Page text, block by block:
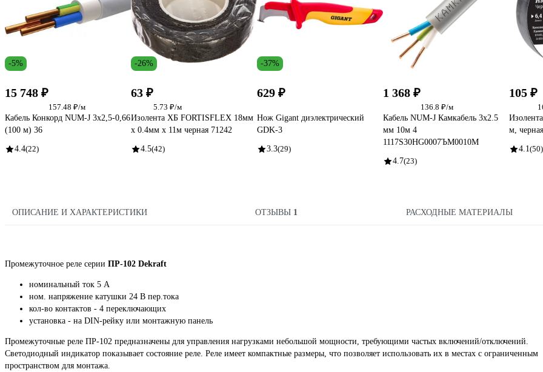
-5%
15 748 ₽
157.48 ₽/м
Кабель Конкорд NUM-J 3х2,5-0,66
(100 м) 36
4.4(22)
-26%
63 ₽
5.73 ₽/м
Изолента ХБ FORTISFLEX 18мм
х 0.4мм х 11м черная 71242
4.5(42)
-37%
629 ₽
Нож Gigant диэлектрический
GDK-3
3.3(29)
1 368 ₽
136.8 ₽/м
Кабель NUM-J Камкабель 3x2.5
мм 10м 4
1117S30HG0007ЪM0010М
4.7(23)
105 ₽
м,
4.1(50)
ОПИСАНИЕ И ХАРАКТЕРИСТИКИ ОТЗЫВЫ 1 РАСХОДНЫЕ МАТЕРИАЛЫ
Промежуточное реле серии ПР-102 Dekraft
номинальный ток 5 А
ном. напряжение катушки 24 В пер.тока
кол-во контактов - 4 переключающих
установка - на DIN-рейку или монтажную панель
Промежуточные реле ПР-102 предназначены для управления нагрузками небольшой мощности, требующими частых включений/отключений.
Светодиодный индикатор показывает состояние реле. Реле имеет компактные размеры, что позволяет использовать их в местах с ограниченным
пространством для монтажа.